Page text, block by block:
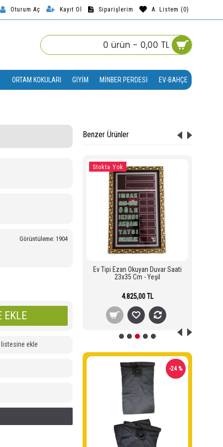
Oturum Aç Kayıt Ol Siparişlerim A. Listem (0)
0 ürün - 0,00 TL
ORTAM KOKULARI GIYIM MINBER PERDESI EV-BAHÇE
Benzer Ürünler
Stokta Yok
Ev Tipi Ezan Okuyan Duvar Saati
23x35 Cm - Yeşil
4.825,00 TL
-24 %
Görüntüleme: 1904
EKLE
listesine ekle